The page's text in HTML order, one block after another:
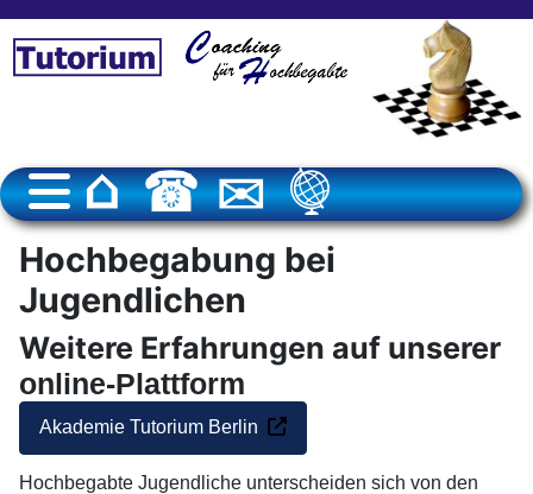
Hochbegabung bei
Jugendlichen
Weitere Erfahrungen auf unserer
online-Plattform
Akademie Tutorium Berlin
Hochbegabte Jugendliche unterscheiden sich von den